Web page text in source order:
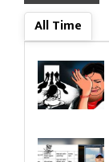
All Time